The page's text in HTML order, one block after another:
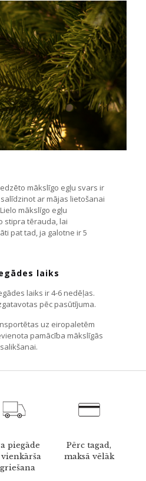
mākslīgo egļu svars ir
ar mājas lietošanai
mākslīgo egļu
stipra tērauda, ​​lai
pat tad, ja galotne ir 5
laiks
laiks ir 4-6 nedēļas.
pēc pasūtījuma.
uz eiropaletēm
pamācība mākslīgās
piegāde
Pērc tagad,
maksā vēlāk